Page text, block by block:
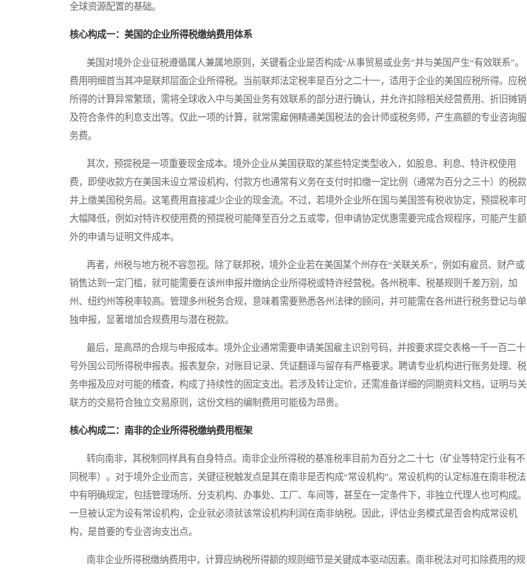
全球资源配置的基础。
核心构成一：美国的企业所得税缴纳费用体系
美国对境外企业征税遵循属人兼属地原则，关键看企业是否构成“从事贸易或业务”并与美国产生“有效联系”。
费用明细首当其冲是联邦层面企业所得税。当前联邦法定税率是百分之二十一，适用于企业的美国应税所得。应税
所得的计算异常繁琐，需将全球收入中与美国业务有效联系的部分进行确认，并允许扣除相关经营费用、折旧摊销
及符合条件的利息支出等。仅此一项的计算，就常需雇佣精通美国税法的会计师或税务师，产生高额的专业咨询服
务费。
其次，预提税是一项重要现金成本。境外企业从美国获取的某些特定类型收入，如股息、利息、特许权使用
费，即使收款方在美国未设立常设机构，付款方也通常有义务在支付时扣缴一定比例（通常为百分之三十）的税款
并上缴美国税务局。这笔费用直接减少企业的现金流。不过，若境外企业所在国与美国签有税收协定，预提税率可
大幅降低，例如对特许权使用费的预提税可能降至百分之五或零，但申请协定优惠需要完成合规程序，可能产生额
外的申请与证明文件成本。
再者，州税与地方税不容忽视。除了联邦税，境外企业若在美国某个州存在“关联关系”，例如有雇员、财产或
销售达到一定门槛，就可能需要在该州申报并缴纳企业所得税或特许经营税。各州税率、税基规则千差万别，加
州、纽约州等税率较高。管理多州税务合规，意味着需要熟悉各州法律的顾问，并可能需在各州进行税务登记与单
独申报，显著增加合规费用与潜在税款。
最后，是高昂的合规与申报成本。境外企业通常需要申请美国雇主识别号码，并按要求提交表格一千一百二十
号外国公司所得税申报表。报表复杂，对账目记录、凭证翻译与留存有严格要求。聘请专业机构进行账务处理、税
务申报及应对可能的稽查，构成了持续性的固定支出。若涉及转让定价，还需准备详细的同期资料文档，证明与关
联方的交易符合独立交易原则，这份文档的编制费用可能极为昂贵。
核心构成二：南非的企业所得税缴纳费用框架
转向南非，其税制同样具有自身特点。南非企业所得税的基准税率目前为百分之二十七（矿业等特定行业有不
同税率）。对于境外企业而言，关键征税触发点是其在南非是否构成“常设机构”。常设机构的认定标准在南非税法
中有明确规定，包括管理场所、分支机构、办事处、工厂、车间等，甚至在一定条件下，非独立代理人也可构成。
一旦被认定为设有常设机构，企业就必须就该常设机构利润在南非纳税。因此，评估业务模式是否会构成常设机
构，是首要的专业咨询支出点。
南非企业所得税缴纳费用中，计算应纳税所得额的规则细节是关键成本驱动因素。南非税法对可扣除费用的规